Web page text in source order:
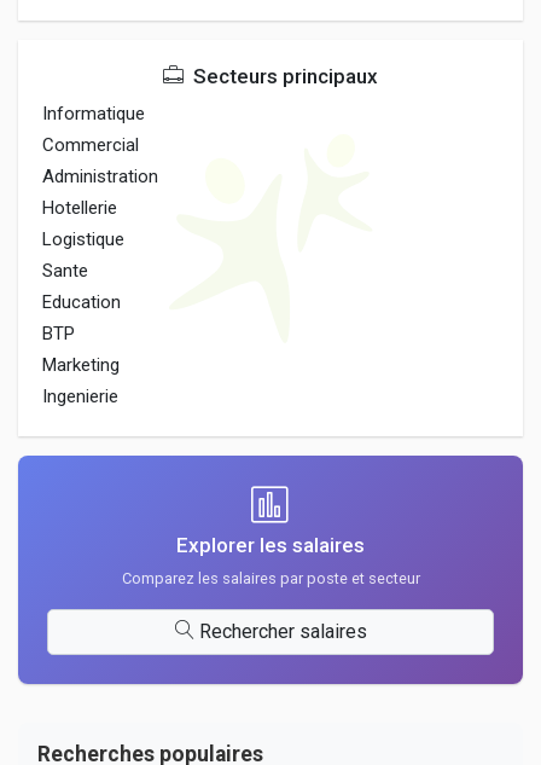
Secteurs principaux
Informatique
Commercial
Administration
Hotellerie
Logistique
Sante
Education
BTP
Marketing
Ingenierie
Explorer les salaires
Comparez les salaires par poste et secteur
Rechercher salaires
Recherches populaires